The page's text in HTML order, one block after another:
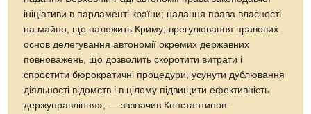
ініціативи в парламенті країни; надання права власності
на майно, що належить Криму; врегулювання правових
основ делегування автономії окремих державних
повноважень, що дозволить скоротити витрати і
спростити бюрократичні процедури, усунути дублювання
діяльності відомств і в цілому підвищити ефективність
держуправління», — зазначив Константинов.